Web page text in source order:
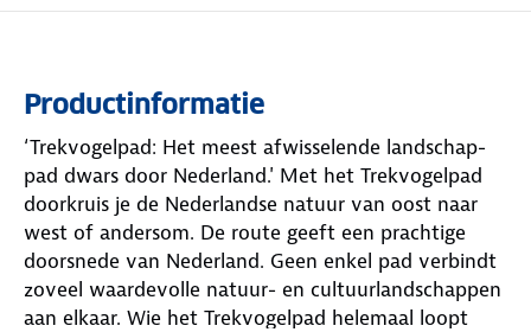
Productinformatie
‘Trekvogelpad: Het meest afwisselende landschap-
pad dwars door Nederland.' Met het Trekvogelpad
doorkruis je de Nederlandse natuur van oost naar
west of andersom. De route geeft een prachtige
doorsnede van Nederland. Geen enkel pad verbindt
zoveel waardevolle natuur- en cultuurlandschappen
aan elkaar. Wie het Trekvogelpad helemaal loopt